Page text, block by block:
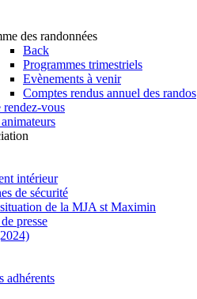
des randonnées
Back
Programmes trimestriels
Evènements à venir
Comptes rendus annuel des randos
rendez-vous
intérieur
de sécurité
de la MJA st Maximin
presse
adhérents